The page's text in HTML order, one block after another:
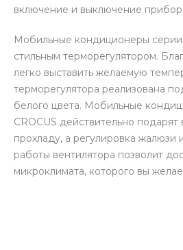
включение и выключение
Мобильные кондиционеры
стильным терморегулятором.
легко выставить желаемую
терморегулятора реализована
белого цвета. Мобильные
CROCUS действительно
прохладу, а регулировка жалюзи
работы вентилятора позволит
микроклимата, которого вы